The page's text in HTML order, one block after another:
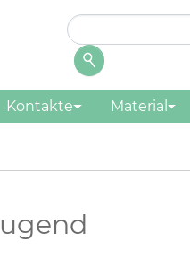
Suche
Kontakte Material